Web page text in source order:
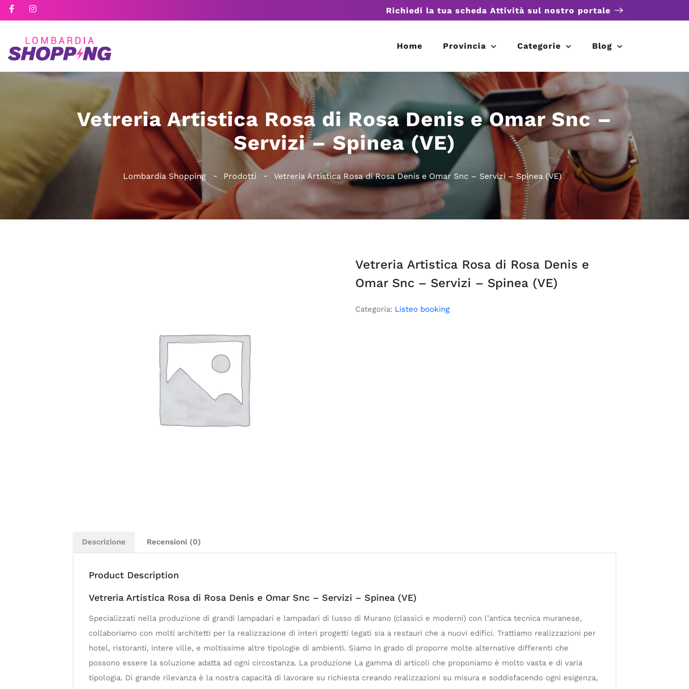
Richiedi la tua scheda Attività sul nostro portale
Home Provincia Categorie Blog
Vetreria Artistica Rosa di Rosa Denis e Omar Snc –
Servizi – Spinea (VE)
Lombardia Shopping Prodotti Vetreria Artistica Rosa di Rosa Denis e Omar Snc – Servizi – Spinea (VE)
Vetreria Artistica Rosa di Rosa Denis e
Omar Snc – Servizi – Spinea (VE)
Categoria: Listeo booking
Descrizione Recensioni (0)
Product Description
Vetreria Artistica Rosa di Rosa Denis e Omar Snc – Servizi – Spinea (VE)
Specializzati nella produzione di grandi lampadari e lampadari di lusso di Murano (classici e moderni) con l’antica tecnica muranese,
collaboriamo con molti architetti per la realizzazione di interi progetti legati sia a restauri che a nuovi edifici. Trattiamo realizzazioni per
hotel, ristoranti, intere ville, e moltissime altre tipologie di ambienti. Siamo in grado di proporre molte alternative differenti che
possono essere la soluzione adatta ad ogni circostanza. La produzione La gamma di articoli che proponiamo è molto vasta e di varia
tipologia. Di grande rilevanza è la nostra capacità di lavorare su richiesta creando realizzazioni su misura e soddisfacendo ogni esigenza,